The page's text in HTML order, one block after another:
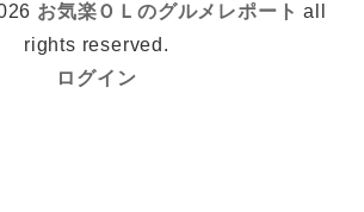
お気楽ＯＬのグルメレポート all
rights reserved.
ログイン